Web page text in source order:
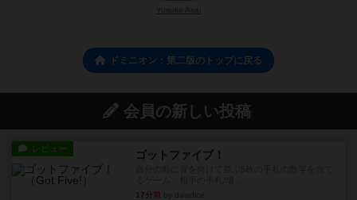
ドミニオン：第二版のトップに戻る
会員の新しい投稿
レビュー ゴットファイブ！
17分前